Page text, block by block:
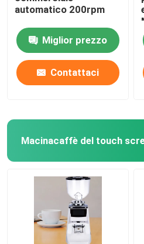
automatico 200rpm
Miglior prezzo
Contattaci
Macinacaffè del touch